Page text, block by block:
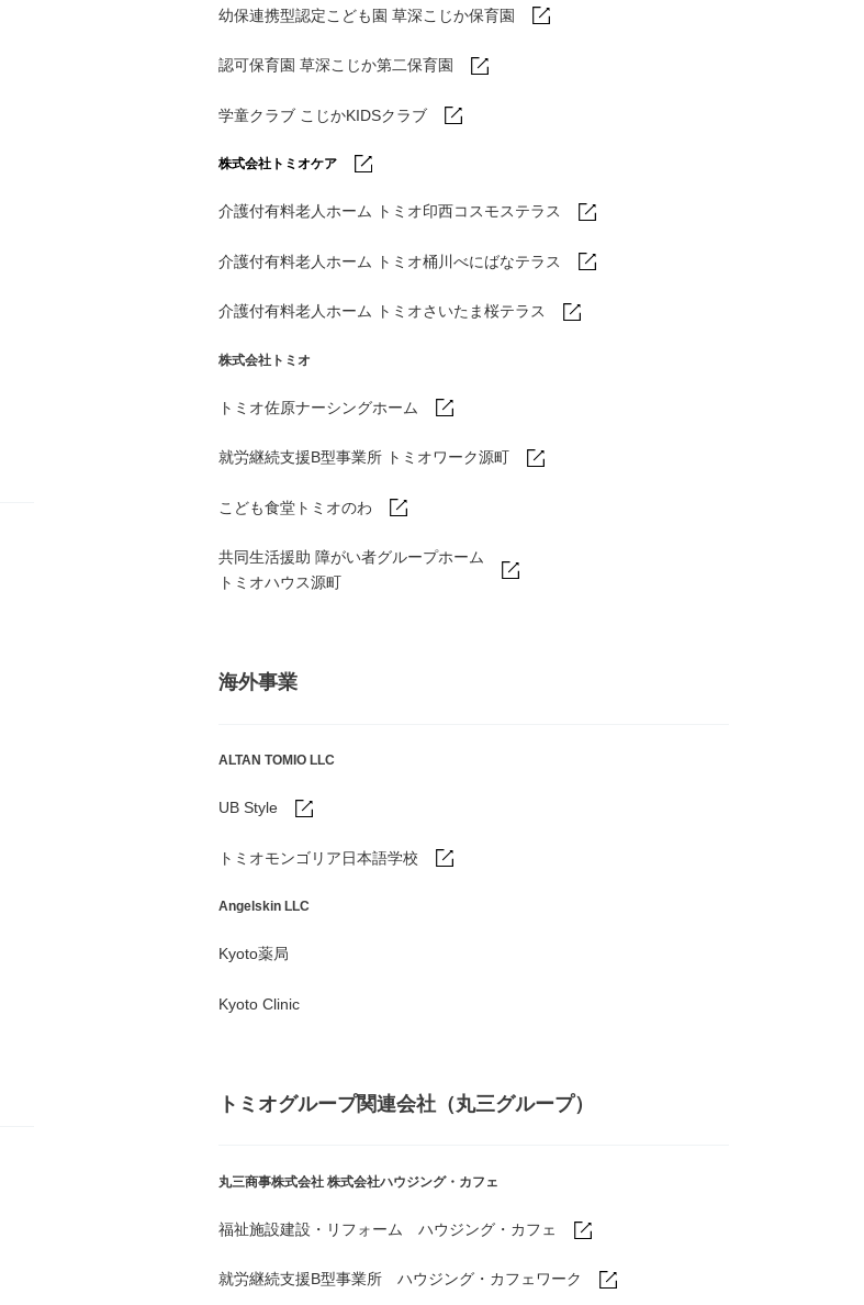
幼保連携型認定こども園 草深こじか保育園
認可保育園 草深こじか第二保育園
学童クラブ こじかKIDSクラブ
株式会社トミオケア
介護付有料老人ホーム トミオ印西コスモステラス
介護付有料老人ホーム トミオ桶川べにばなテラス
介護付有料老人ホーム トミオさいたま桜テラス
株式会社トミオ
トミオ佐原ナーシングホーム
就労継続支援B型事業所 トミオワーク源町
こども食堂トミオのわ
共同生活援助 障がい者グループホーム
トミオハウス源町
海外事業
ALTAN TOMIO LLC
UB Style
トミオモンゴリア日本語学校
Angelskin LLC
Kyoto薬局
Kyoto Clinic
トミオグループ関連会社（丸三グループ）
丸三商事株式会社 株式会社ハウジング・カフェ
福祉施設建設・リフォーム ハウジング・カフェ
就労継続支援B型事業所 ハウジング・カフェワーク